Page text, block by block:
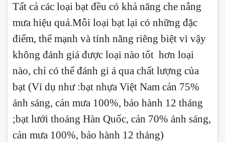
Tất cả các loại bạt đều có khả năng che nắng
mưa hiệu quả.Mỗi loại bạt lại có những đặc
điểm, thế mạnh và tính năng riêng biệt vì vậy
không đánh giá được loại nào tốt hơn loại
nào, chỉ có thể đánh gi á qua chất lượng của
bạt (Ví dụ như :bạt nhựa Việt Nam cản 75%
ánh sáng, cản mưa 100%, bảo hành 12 tháng
;bạt lưới thoáng Hàn Quốc, cản 70% ánh sáng,
cản mưa 100%, bảo hành 12 tháng)